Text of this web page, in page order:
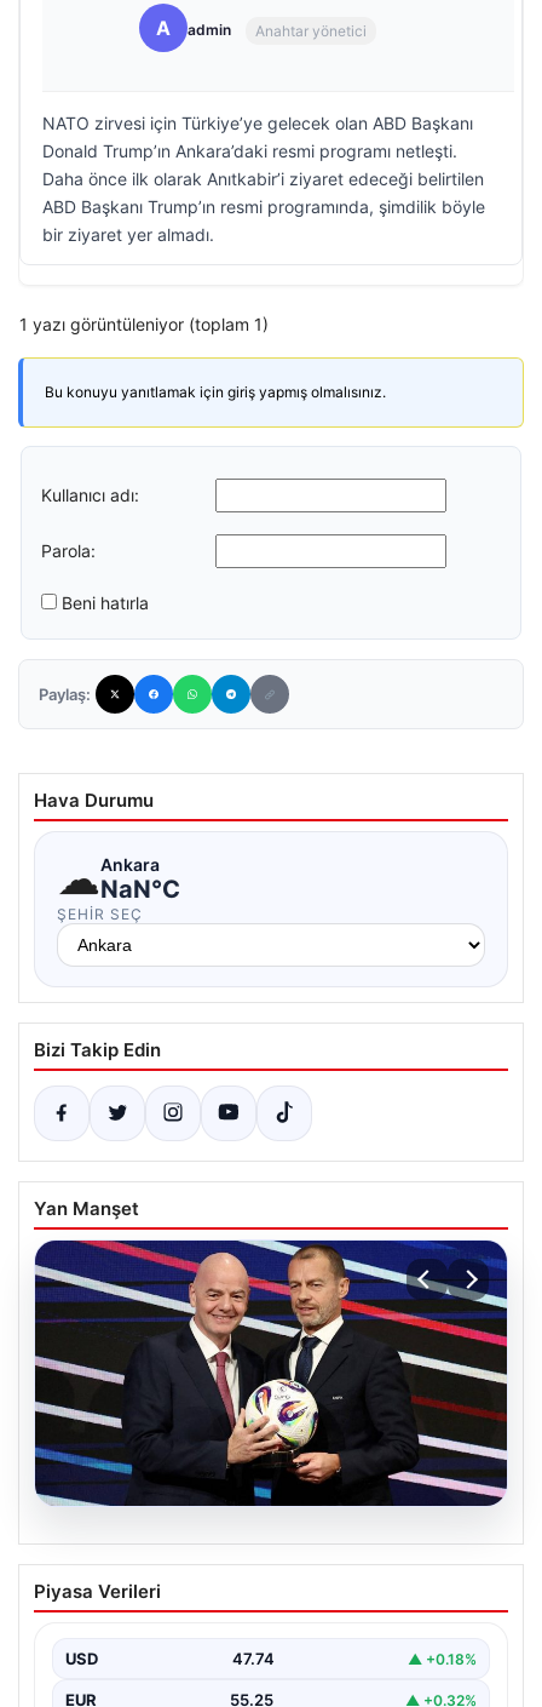
A admin Anahtar yönetici
NATO zirvesi için Türkiye’ye gelecek olan ABD Başkanı
Donald Trump’ın Ankara’daki resmi programı netleşti.
Daha önce ilk olarak Anıtkabir’i ziyaret edeceği belirtilen
ABD Başkanı Trump’ın resmi programında, şimdilik böyle
bir ziyaret yer almadı.
1 yazı görüntüleniyor (toplam 1)
Bu konuyu yanıtlamak için giriş yapmış olmalısınız.
Kullanıcı adı:
Parola:
Beni hatırla
Paylaş:
Hava Durumu
☁Ankara
NaN°C
ŞEHIR SEÇ
Bizi Takip Edin
Yan Manşet
06.08.2026
FIFA’yı Boykot Kararı Alan UEFA Geri
Adım Atmıyor
günlerde gündeme gelen FIFA Başkanı Gianni
Infantino'nun Dünya…
Piyasa Verileri
USD 47.74 ▲ +0.18%
EUR 55.25 ▲ +0.32%